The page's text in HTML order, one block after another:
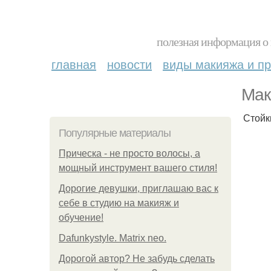
полезная информация
главная новости виды макияжа и
Популярные материалы
Прическа - не просто волосы, а
мощный инструмент вашего стиля!
Дорогие девушки, приглашаю вас к
себе в студию на макияж и
обучение!
Dafunkystyle. Matrix neo.
Дорогой автор? Не забудь сделать